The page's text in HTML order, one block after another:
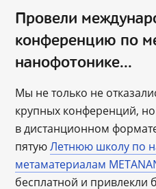
Провели
конференцию по
нанофотонике...
Мы не только не
крупных конференций,
в дистанционном
пятуюЛетнюю школу по
метаматериалам
бесплатной и привлекли